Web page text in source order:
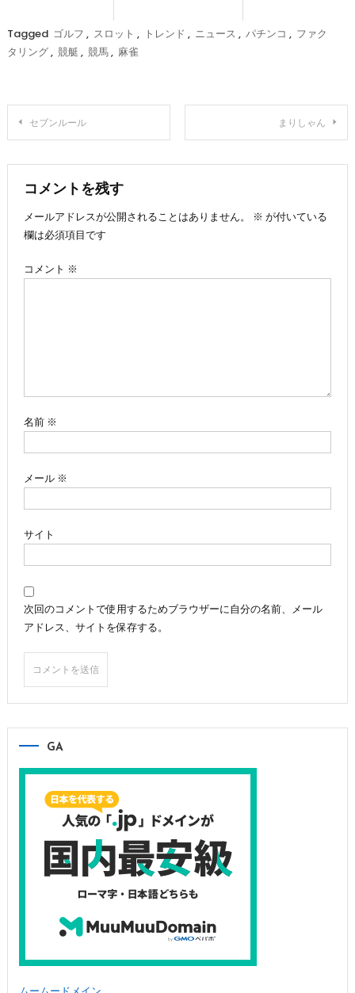
Tagged ゴルフ , スロット , トレンド , ニュース , パチンコ , ファク
タリング, 競艇 , 競馬, 麻雀
投
稿
ナ
ビ
ゲ
セブンルール まりしゃん
コメントを残す
メールアドレスが公開されることはありません。
※ が付いている
欄は必須項目です
コメント ※
名前 ※
メール ※
サイト
次回のコメントで使用するためブラウザーに自分の名前、メール
アドレス、サイトを保存する。
GA